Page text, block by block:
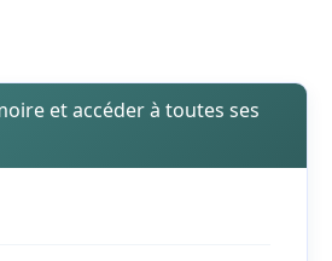
et accéder à toutes ses